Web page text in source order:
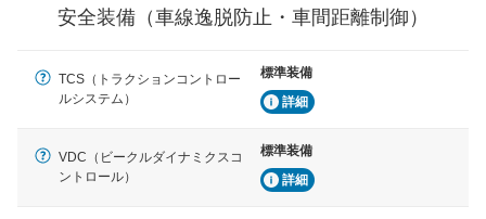
駐車をスムーズに行うためにインテリジェンスパーキン
衝撃軽減
万が一車体が衝撃を受けたときに、運転者・同乗者を守
ルトなどが装備されています。
安全装備（車線逸脱防止・車間距離制御）
TCS（トラクションコントロー
ルシステム）
標準装備
詳細
VDC（ビークルダイナミクスコ
ントロール）
標準装備
詳細